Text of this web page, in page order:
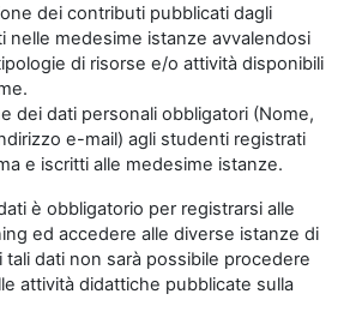
dei contributi pubblicati dagli
nelle medesime istanze avvalendosi
di risorse e/o attività disponibili
dei dati personali obbligatori (Nome,
e-mail) agli studenti registrati
e iscritti alle medesime istanze.
è obbligatorio per registrarsi alle
ed accedere alle diverse istanze di
dati non sarà possibile procedere
attività didattiche pubblicate sulla